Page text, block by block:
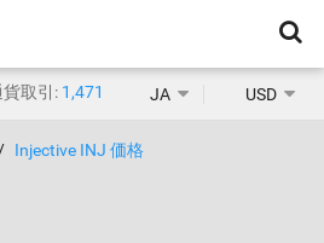
取引: 1,471 JA USD
Injective INJ 価格